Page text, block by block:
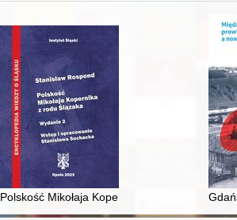
Polskość Mikołaja Kopernika z rodu Ślązaka